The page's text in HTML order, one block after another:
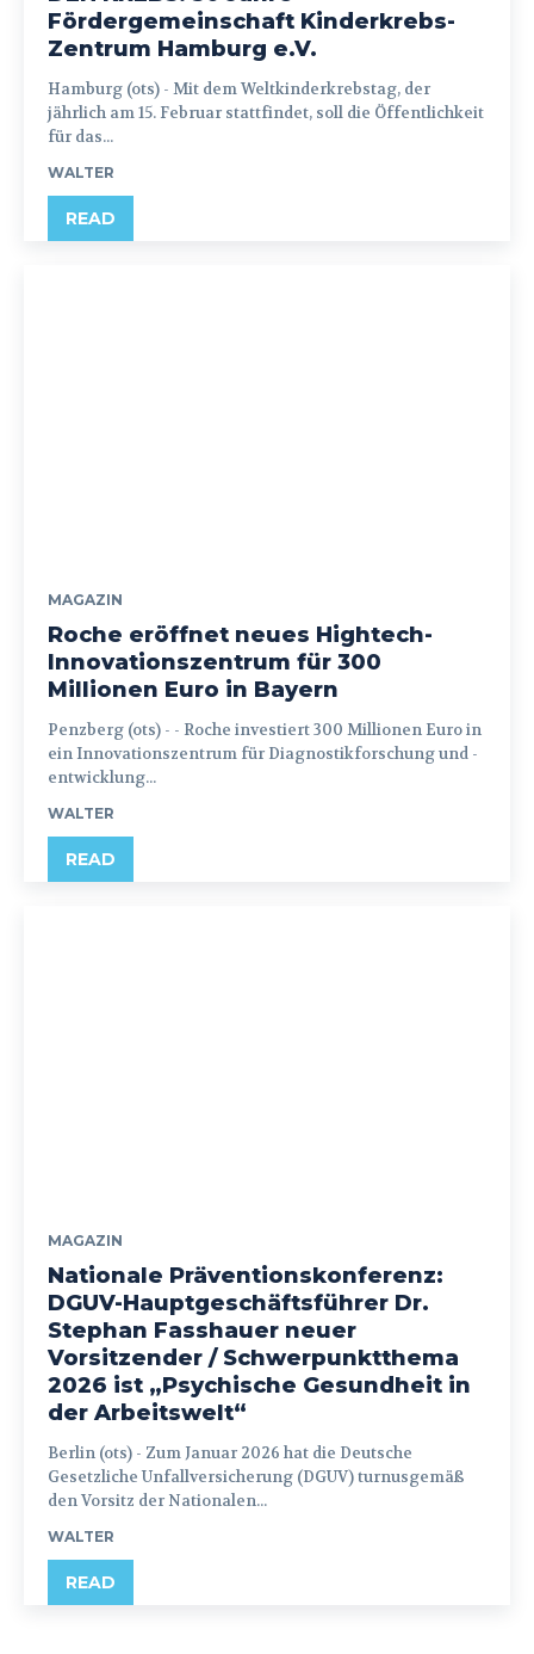
Fördergemeinschaft Kinderkrebs-
Zentrum Hamburg e.V.
Hamburg (ots) - Mit dem Weltkinderkrebstag, der
jährlich am 15. Februar stattfindet, soll die Öffentlichkeit
für das...
WALTER
READ
MAGAZIN
Roche eröffnet neues Hightech-
Innovationszentrum für 300
Millionen Euro in Bayern
Penzberg (ots) - - Roche investiert 300 Millionen Euro in
ein Innovationszentrum für Diagnostikforschung und -
entwicklung...
WALTER
READ
MAGAZIN
Nationale Präventionskonferenz:
DGUV-Hauptgeschäftsführer Dr.
Stephan Fasshauer neuer
Vorsitzender / Schwerpunktthema
2026 ist „Psychische Gesundheit in
der Arbeitswelt“
Berlin (ots) - Zum Januar 2026 hat die Deutsche
Gesetzliche Unfallversicherung (DGUV) turnusgemäß
den Vorsitz der Nationalen...
WALTER
READ